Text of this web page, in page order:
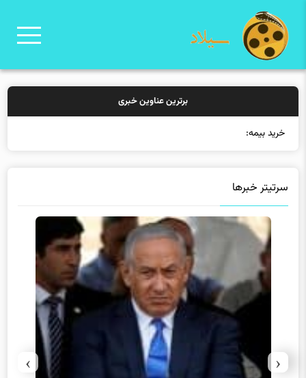
برترین عناوین خبری
خرید بیمه: سنتی یا آنلاین؟ کدام
سرتیتر خبرها
‹
›